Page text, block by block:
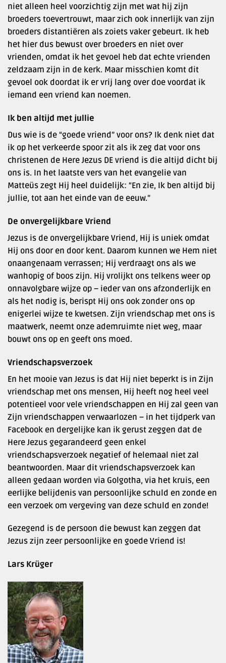
niet alleen heel voorzichtig zijn met wat hij zijn
broeders toevertrouwt, maar zich ook innerlijk van zijn
broeders distantiëren als zoiets vaker gebeurt. Ik heb
het hier dus bewust over broeders en niet over
vrienden, omdat ik het gevoel heb dat echte vrienden
zeldzaam zijn in de kerk. Maar misschien komt dit
gevoel ook doordat ik er vrij lang over doe voordat ik
iemand een vriend kan noemen.
Ik ben altijd met jullie
Dus wie is de “goede vriend” voor ons? Ik denk niet dat
ik op het verkeerde spoor zit als ik zeg dat voor ons
christenen de Here Jezus DE vriend is die altijd dicht bij
ons is. In het laatste vers van het evangelie van
Matteüs zegt Hij heel duidelijk: “En zie, Ik ben altijd bij
jullie, tot aan het einde van de eeuw.”
De onvergelijkbare Vriend
Jezus is de onvergelijkbare Vriend, Hij is uniek omdat
Hij ons door en door kent. Daarom kunnen we Hem niet
onaangenaam verrassen; Hij verdraagt ons als we
wanhopig of boos zijn. Hij vrolijkt ons telkens weer op
onnavolgbare wijze op – ieder van ons afzonderlijk en
als het nodig is, berispt Hij ons ook zonder ons op
enigerlei wijze te kwetsen. Zijn vriendschap met ons is
maatwerk, neemt onze ademruimte niet weg, maar
bouwt ons op en geeft ons moed.
Vriendschapsverzoek
En het mooie van Jezus is dat Hij niet beperkt is in Zijn
vriendschap met ons mensen, Hij heeft nog heel veel
potentieel voor vele vriendschappen en Hij zal geen van
Zijn vriendschappen verwaarlozen – in het tijdperk van
Facebook en dergelijke kan ik gerust zeggen dat de
Here Jezus gegarandeerd geen enkel
vriendschapsverzoek negatief of helemaal niet zal
beantwoorden. Maar dit vriendschapsverzoek kan
alleen gedaan worden via Golgotha, via het kruis, een
eerlijke belijdenis van persoonlijke schuld en zonde en
een verzoek om vergeving van deze schuld en zonde!
Gezegend is de persoon die bewust kan zeggen dat
Jezus zijn zeer persoonlijke en goede Vriend is!
Lars Krüger